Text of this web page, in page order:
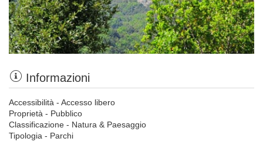
Informazioni
Accessibilità - Accesso libero
Proprietà - Pubblico
Classificazione - Natura & Paesaggio
Tipologia - Parchi